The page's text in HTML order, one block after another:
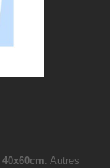
40x60cm. Autres